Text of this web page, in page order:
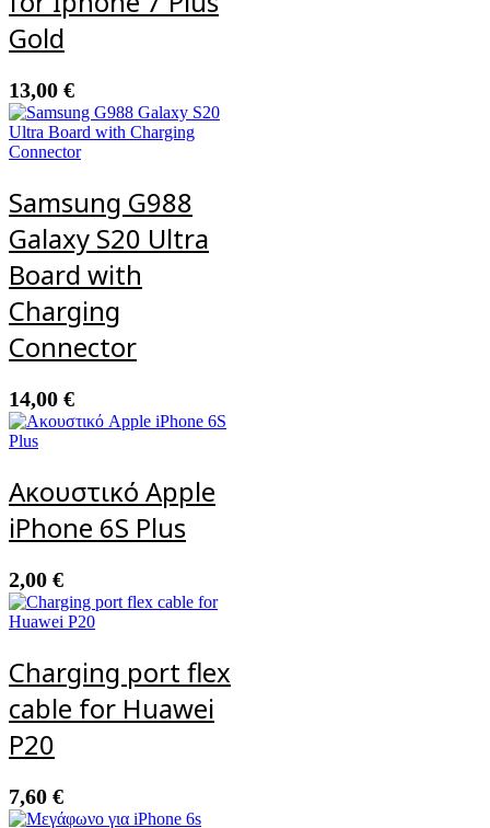
Gold
13,00 €
Samsung G988
Galaxy S20 Ultra
Board with
Charging
Connector
14,00 €
Ακουστικό Apple
iPhone 6S Plus
2,00 €
Charging port flex
cable for Huawei
P20
7,60 €